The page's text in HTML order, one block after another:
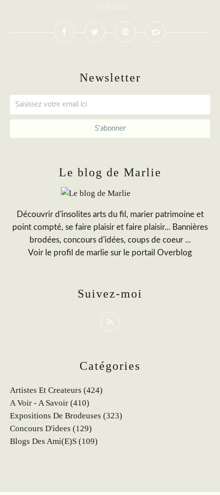
Newsletter
Catégories
Artistes Et Createurs (424)
A Voir - A Savoir (410)
Expositions De Brodeuses (323)
Concours D'idees (129)
Blogs Des Ami(e)s (109)
Le blog de Marlie
Découvrir d'insolites arts du fil, marier patrimoine et
point compté, se faire plaisir et faire plaisir... Bannières
brodées, concours d'idées, coups de coeur ...
Voir le profil de marlie sur le portail Overblog
Suivez-moi